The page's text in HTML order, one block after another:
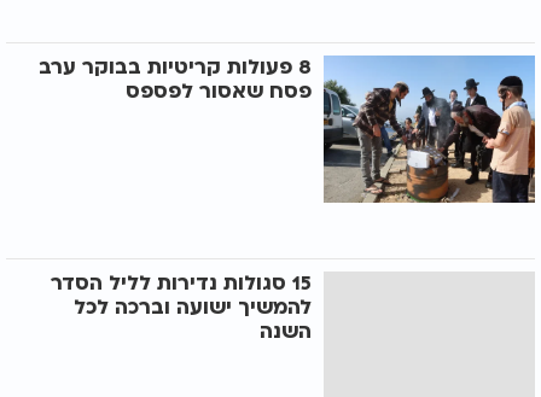
8 פעולות קריטיות בבוקר ערב
פסח שאסור לפספס
15 סגולות נדירות לליל הסדר
להמשיך ישועה וברכה לכל
השנה